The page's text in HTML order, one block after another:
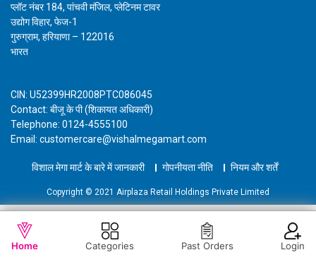
WISHLIST OUT OF STOCK
प्लॉट नंबर 184, पांचवी मंजिल, प्लेटिनम टावर
उद्योग विहार, फेज-1
गुरुग्राम, हरियाणा – 122016
भारत
CIN: U52399HR2008PTC086045
Contact: बीजू के पी (शिकायत अधिकारी)
Telephone: 0124-4555100
Email: customercare@vishalmegamart.com
विशाल मेगा मार्ट के बारे में जानकारी गोपनीयता नीति नियम और शर्तें
Copyright © 2021 Airplaza Retail Holdings Private Limited
Home Categories Past Orders Login